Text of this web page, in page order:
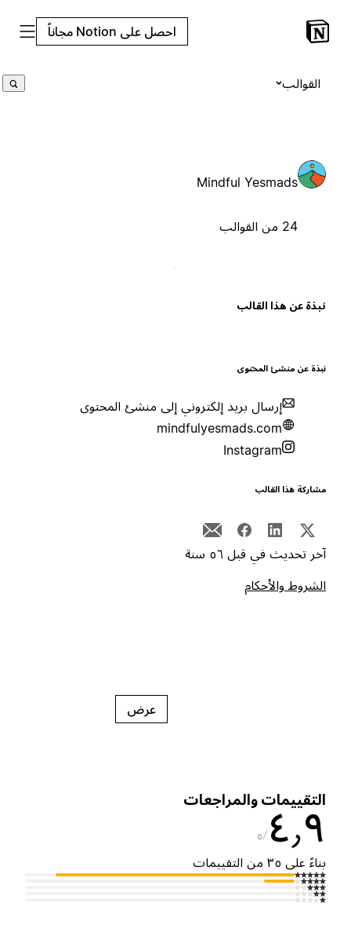
احصل على Notion مجاناً
القوالب
Mindful Yesmads
عن هذا القالب
عن منشئ المحتوى
إرسال بريد إلكتروني إلى منشئ المحتوى
mindfulyesmads.com
Instagram
هذا القالب
تحديث في قبل ٥٦ سنة
والأحكام
عرض
والمراجعات
٥
على ٣٥ من التقييمات